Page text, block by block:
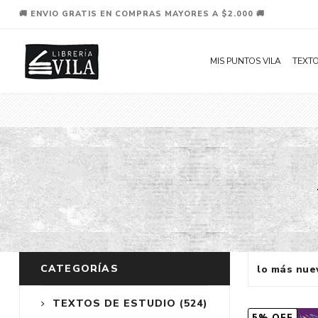
🚚 ENVIO GRATIS EN COMPRAS MAYORES A $2.000 🚚
MIS PUNTOS VILA
CATEGORÍAS
(524)
TEXTOS DE ESTUDIO